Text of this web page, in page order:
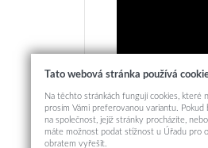
Tato webová stránka používá
Na těchto stránkách fungují cookies, které
prosím Vámi preferovanou variantu.
na společnost, jejíž stránky procházíte,
máte možnost podat stížnost u Úřadu pro
obratem vyřešit.